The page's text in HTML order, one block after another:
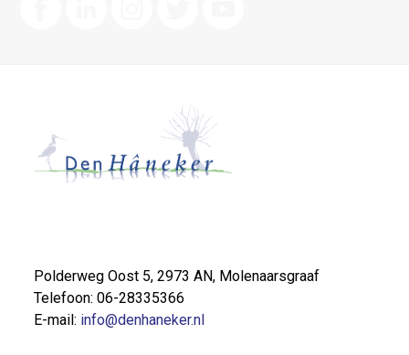
Polderweg Oost 5, 2973 AN, Molenaarsgraaf
Telefoon: 06-28335366
E-mail: info@denhaneker.nl